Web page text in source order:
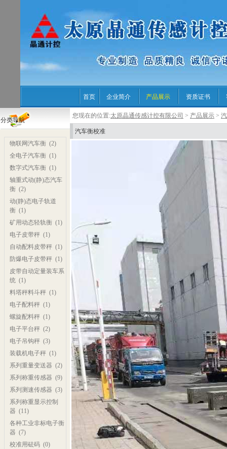
首页 企业简介 产品展示 资质证书
分类导航
物联网汽车衡(2)
全电子汽车衡(1)
数字式汽车衡(1)
轴重式动(静)态汽车
衡(2)
动(静)态电子轨道
衡(1)
矿用动态轻轨衡(1)
电子皮带秤(1)
自动配料皮带秤(1)
防爆电子皮带秤(1)
皮带自动定量装车系
统(1)
料塔秤料斗秤(1)
电子配料秤(1)
螺旋配料秤(1)
电子平台秤(2)
电子吊钩秤(3)
装载机电子秤(1)
系列重量变送器 (2)
系列称重传感器 (9)
系列测速传感器 (3)
系列称重显示控制
器 (11)
各种工业非标电子衡
器 (7)
校准用砝码(0)
您现在的位置:太原晶通传感计控有限公司 > 产品展示 >
汽车衡校准